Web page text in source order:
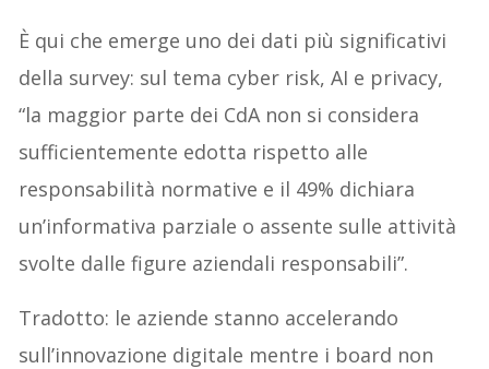
È qui che emerge uno dei dati più significativi
della survey: sul tema cyber risk, AI e privacy,
“la maggior parte dei CdA non si considera
sufficientemente edotta rispetto alle
responsabilità normative e il 49% dichiara
un’informativa parziale o assente sulle attività
svolte dalle figure aziendali responsabili”.
Tradotto: le aziende stanno accelerando
sull’innovazione digitale mentre i board non